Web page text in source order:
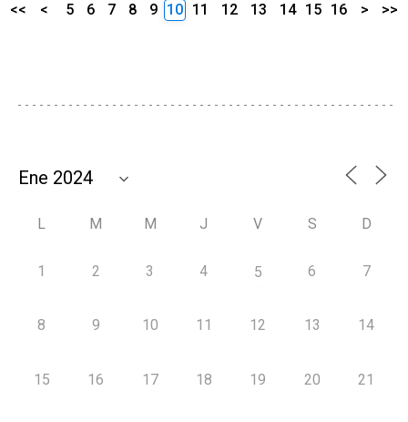
<< < 5 6 7 8 9 10 11 12 13 14 15 16 > >>
L M M J V S D
1 2 3 4 5 6 7
8 9 10 11 12 13 14
15 16 17 18 19 20 21